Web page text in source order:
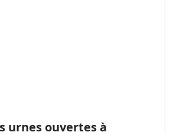
urnes ouvertes à